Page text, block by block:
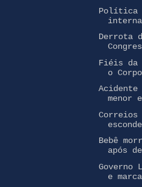
Política
Derrota
Fiéis da
o
Acidente
menor
Correios
Bebê
após
Governo
e